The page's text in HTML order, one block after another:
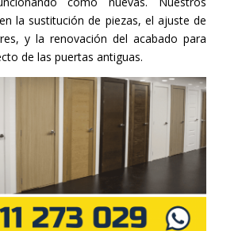
la sustitución de piezas, el ajuste de
y la renovación del acabado para
de las puertas antiguas.